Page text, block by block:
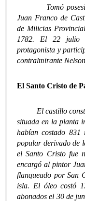
Tomó
Juan Franco de
de Milicias
1782. El 22 julio
protagonista y
contralmirante
El Santo Cristo de
El castillo
situada en la planta
habían costado 831
popular derivado de
el Santo Cristo fue
encargó al pintor
flanqueado por San
isla. El óleo costó
abonados el 30 de